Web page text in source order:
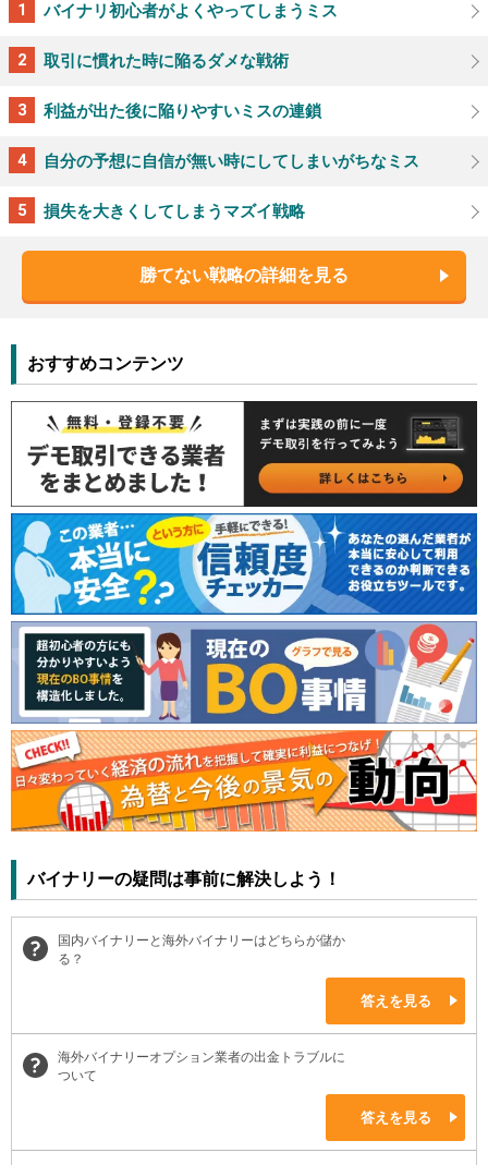
バイナリ初心者がよくやってしまうミス
取引に慣れた時に陥るダメな戦術
利益が出た後に陥りやすいミスの連鎖
自分の予想に自信が無い時にしてしまいがちなミス
損失を大きくしてしまうマズイ戦略
勝てない戦略の詳細を見る
おすすめコンテンツ
バイナリーの疑問は事前に解決しよう！
国内バイナリーと海外バイナリーはどちらが儲か
る？
答えを見る
海外バイナリーオプション業者の出金トラブルに
ついて
答えを見る